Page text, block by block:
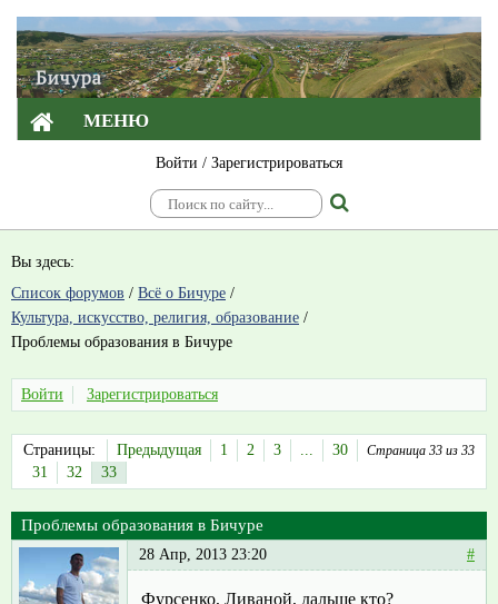
МЕНЮ
Войти / Зарегистрироваться
Вы здесь:
Список форумов / Всё о Бичуре /
Культура, искусство, религия, образование /
Проблемы образования в Бичуре
Войти Зарегистрироваться
Страница 33 из 33
Страницы: Предыдущая 1 2 3 ...
30
31
32 33
Проблемы образования в Бичуре
28 Апр, 2013 23:20 #
Фурсенко, Ливаной, дальше кто?